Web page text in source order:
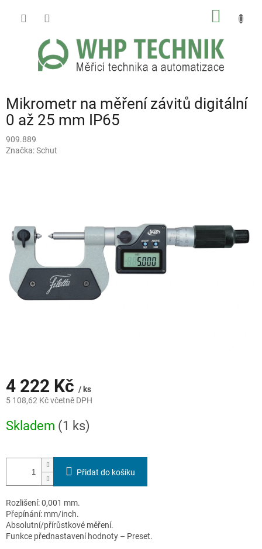
Mikrometr na měření závitů digitální
0 až 25 mm IP65
909.889
Značka:Schut
4 222 Kč / ks
5 108,62 Kč včetně DPH
cena:
Skladem (1 ks)
Přidat do košíku
Rozlišení: 0,001 mm.
Přepínání: mm/inch.
Absolutní/přírůstkové měření.
Funkce přednastavení hodnoty – Preset.